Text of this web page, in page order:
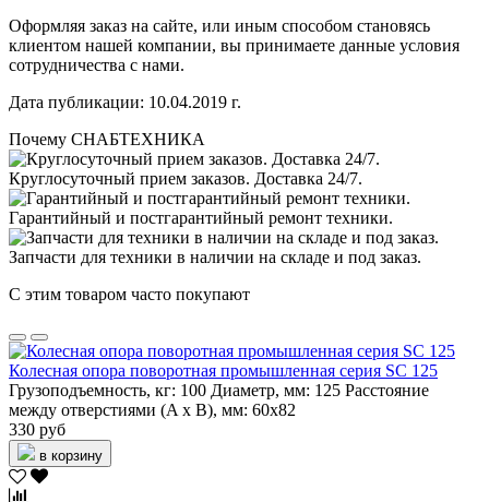
Оформляя заказ на сайте, или иным способом становясь
клиентом нашей компании, вы принимаете данные условия
сотрудничества с нами.
Дата публикации: 10.04.2019 г.
Почему СНАБТЕХНИКА
Круглосуточный прием заказов. Доставка 24/7.
Гарантийный и постгарантийный ремонт техники.
Запчасти для техники в наличии на складе и под заказ.
С этим товаром часто покупают
Колесная опора поворотная промышленная серия SC 125
Грузоподъемность, кг: 100 Диаметр, мм: 125 Расстояние
между отверстиями (A x B), мм: 60х82
330 руб
в корзину